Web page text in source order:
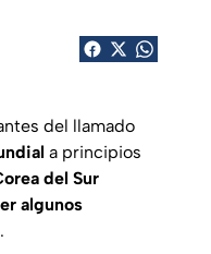
del llamado
a principios
del Sur
algunos